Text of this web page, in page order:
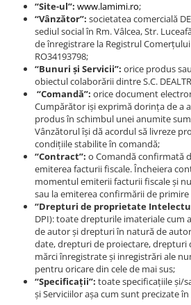
Ustensile frizerie si coafor
Borsete, suporti
Briciuri, lame
Capete pentru practica
Clipsuri, agrafe
Foarfeci, pamatufuri
Ingrijire barba
Kit-uri ustensile
Oglinzi cosmetice
Pelerine, sorturi
Perii, piepteni
Protectie, igienizare
Pulverizatoare
Aparatura pedichiura
Ustensile pedichiura
Unghii tehnice
Acril
Geluri UV
Kit-uri manichiura
Lichide, solutii de pregatire si fixare
Nail ART
Oja semipermanenta
Pile si buffere
Polygel
Recipienti, suporti
Sabloane, tipsuri
Ustensile unghii tehnice
Ustensile unghii
Forfecute
Ingrijire
Balsam de par
Masca de par
Sampon
Spray, ser pentru par
Ulei pentru par
Styling
Ceara par
Crema par
Gel de par
Pudra coafat
Spray fixativ
Spuma coafat
Ustensile, accesorii coafat
Ace coc, agrafe
Bigudiuri
Kit-uri machiaj
Creion ochi
Fard de ochi
Mascara
Tus de ochi
Sprancene
Creion sprancene
Fard / pudra sprancene
Gel sprancene
Pensete si forfecute
Perie sprancene
Baza machiaj
BB / CC Cream
Corector
Aparate fitness
Smartwatch
Accesorii par
Perii, piepteni
Sampon
Spray, ser
Parfumuri
Unghii
Unghii false copii
“Site-ul”: www.lamimi.ro;
“Vânzător”: societatea comercială
sediul social în Rm. Vâlcea, Str.
de înregistrare la Registrul Comerţului
RO34193798;
“Bunuri şi Servicii”: orice produs
obiectul colaborării dintre S.C.
“Comandă”: orice document
Cumpărător işi exprimă dorinţa de a
produs în schimbul unei anumite
Vânzătorul îşi dă acordul să livreze
condiţiile stabilite în comandă;
“Contract”: o Comandă confirmată
emiterea facturii fiscale. Încheiera
momentul emiterii facturii fiscale şi
sau la emiterea confirmării de primire
“Drepturi de proprietate
DPI): toate drepturile imateriale cum
de autor şi drepturi în natură de
date, drepturi de proiectare, drepturi
mărci înregistrate şi inregistrări ale
pentru oricare din cele de mai sus;
“Specificaţii”: toate specificaţiile şi/
şi Serviciilor aşa cum sunt precizate